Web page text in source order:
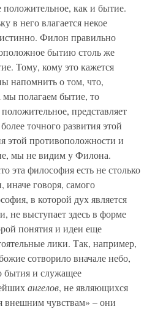
как и бытие.
в него влагается некое
Филон правильно
бытию столь же
Тому, кому это кажется
напомнить о том, что,
мы полагаем бытие, то
представляет
точного развития этой
этой противоположности и
мы не видим у Филона.
эта философия есть не столько
иначе говоря, самого
в которой дух является
выступает здесь в форме
понятия и идеи еще
лики. Так, например,
сотворило вначале небо,
бытия и служащее
ангелов, не являющихся
чувствам» – они